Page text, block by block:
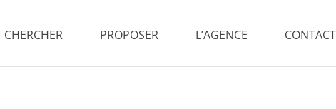
CHERCHER PROPOSER L’AGENCE CONTACT